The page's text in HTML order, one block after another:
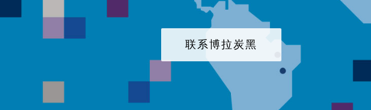
联系博拉炭黑